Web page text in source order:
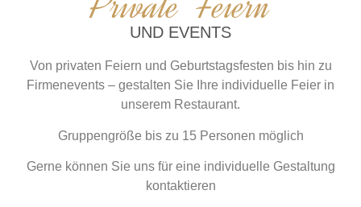
UND EVENTS
Von privaten Feiern und Geburtstagsfesten bis hin zu
Firmenevents – gestalten Sie Ihre individuelle Feier in
unserem Restaurant.
Gruppengröße bis zu 15 Personen möglich
Gerne können Sie uns für eine individuelle Gestaltung
kontaktieren